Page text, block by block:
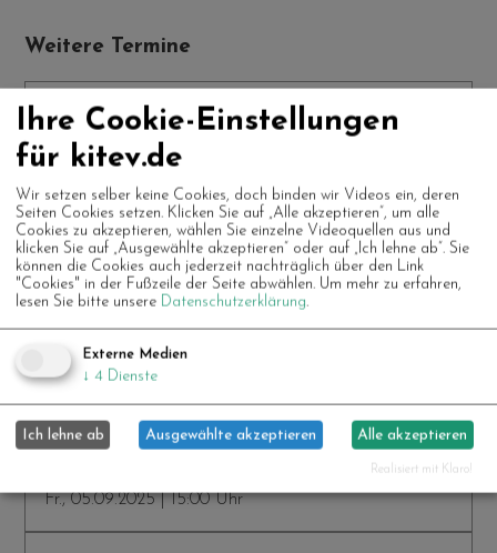
Weitere Termine
Fr., 25.07.2025 | 15:00 Uhr
Fr., 08.08.2025 | 15:00 Uhr
Fr., 15.08.2025 | 15:00 Uhr
Fr., 22.08.2025 | 15:00 Uhr
Fr., 29.08.2025 | 15:00 Uhr
Fr., 05.09.2025 | 15:00 Uhr
Ihre Cookie-Einstellungen
für kitev.de
Wir setzen selber keine Cookies, doch binden wir Videos ein, deren
Seiten Cookies setzen. Klicken Sie auf „Alle akzeptieren“, um alle
Cookies zu akzeptieren, wählen Sie einzelne Videoquellen aus und
klicken Sie auf „Ausgewählte akzeptieren“ oder auf „Ich lehne ab“. Sie
können die Cookies auch jederzeit nachträglich über den Link
"Cookies" in der Fußzeile der Seite abwählen. Um mehr zu erfahren,
lesen Sie bitte unsere Datenschutzerklärung.
Externe Medien
↓ 4 Dienste
Ich lehne ab Ausgewählte akzeptieren Alle akzeptieren
Realisiert mit Klaro!